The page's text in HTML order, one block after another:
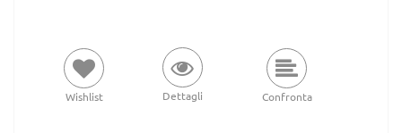
Wishlist Dettagli Confronta